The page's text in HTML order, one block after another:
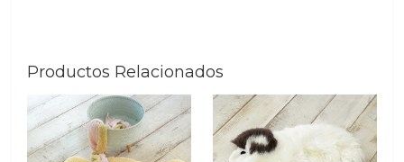
Productos Relacionados